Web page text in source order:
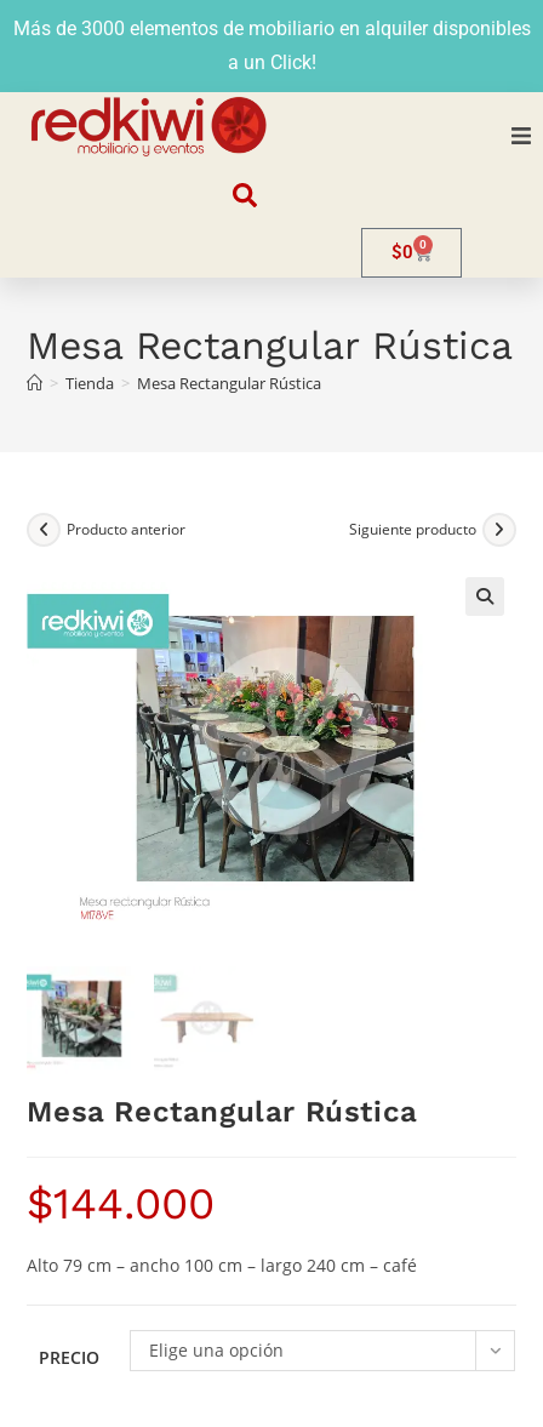
Más de 3000 elementos de mobiliario en alquiler disponibles
a un Click!
Venta
Contacto
$0 0
Mesa Rectangular Rústica
> Tienda > Mesa Rectangular Rústica
Producto anterior Siguiente producto
Mesa Rectangular Rústica
$144.000
Alto 79 cm – ancho 100 cm – largo 240 cm – café
PRECIO Elige una opción